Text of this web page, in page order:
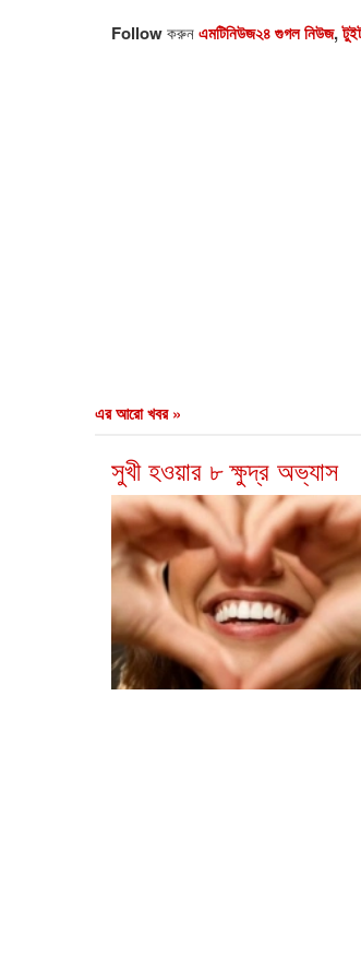
Followকরুনএমটিনিউজ২৪ গুগল নিউজ,
এর আরো খবর »
সুখী হওয়ার ৮ ক্ষুদ্র অভ্যাস